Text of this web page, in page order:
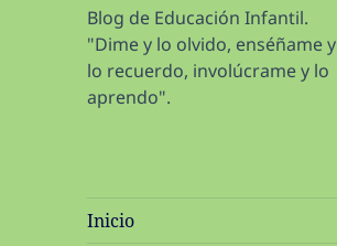
Blog de Educación Infantil.
"Dime y lo olvido, enséñame y
lo recuerdo, involúcrame y lo
aprendo".
Inicio